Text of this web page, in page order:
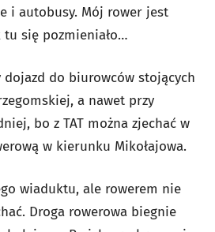
i autobusy. Mój rower jest
tu się pozmieniało…
dojazd do biurowców stojących
a nawet przy
bo z TAT można zjechać w
w kierunku Mikołajowa.
wiaduktu, ale rowerem nie
Droga rowerowa biegnie